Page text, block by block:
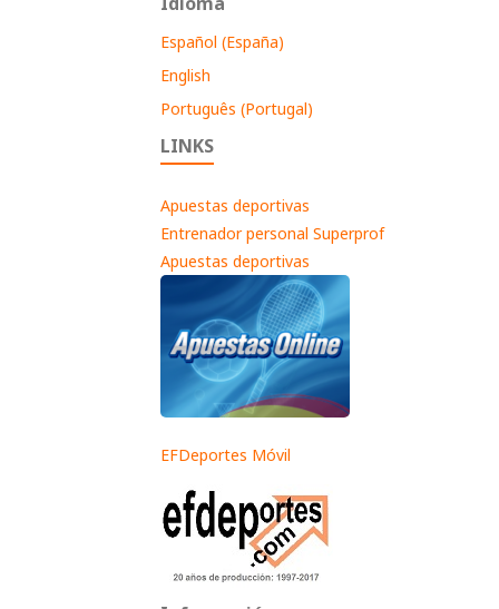
Español (España)
English
Português (Portugal)
LINKS
Apuestas deportivas
Entrenador personal Superprof
Apuestas deportivas
EFDeportes Móvil